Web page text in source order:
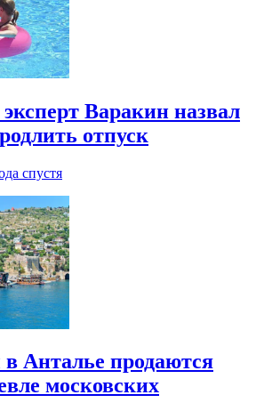
Варакин назвал
отпуск
спустя
Анталье продаются
московских